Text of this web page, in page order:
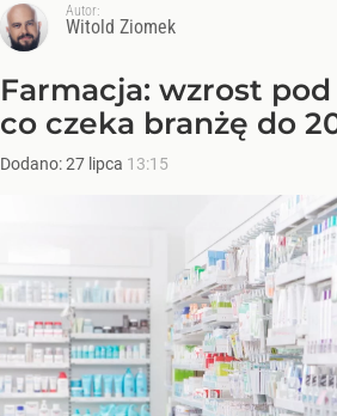
Autor:
Witold Ziomek
Farmacja: wzrost pod
co czeka branżę do
Dodano:27 lipca 13:15